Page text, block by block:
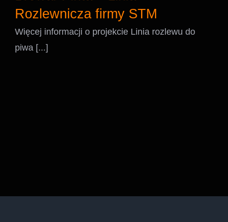
Rozlewnicza firmy STM
Więcej informacji o projekcie Linia rozlewu do
piwa [...]